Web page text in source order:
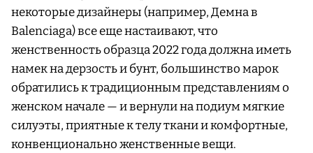
некоторые дизайнеры (например, Демна в
Balenciaga) все еще настаивают, что
женственность образца 2022 года должна иметь
намек на дерзость и бунт, большинство марок
обратились к традиционным представлениям о
женском начале — и вернули на подиум мягкие
силуэты, приятные к телу ткани и комфортные,
конвенционально женственные вещи.